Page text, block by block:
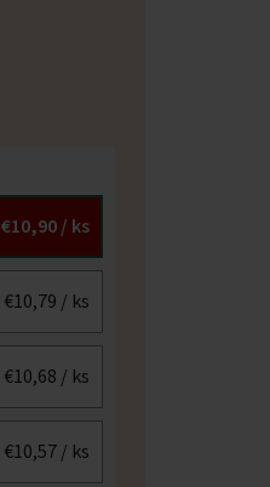
€10,90/ ks
€10,79 / ks
€10,68 / ks
€10,57/ ks